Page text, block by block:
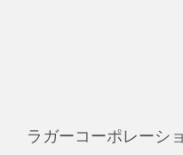
ラガーコーポレーシ